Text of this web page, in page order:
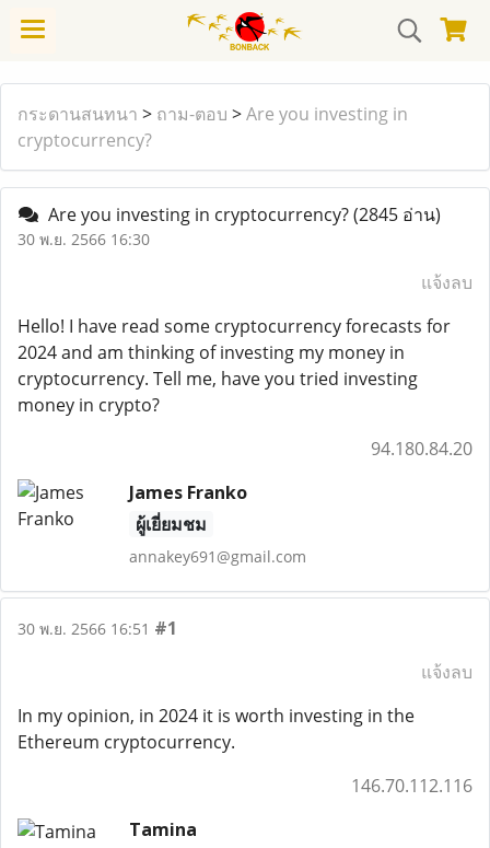
กระดานสนทนา > ถาม-ตอบ >Are you investing in
cryptocurrency?
Are you investing in cryptocurrency?(2845 อ่าน)
30 พ.ย. 2566 16:30
แจ้งลบ
Hello! I have read some cryptocurrency forecasts for
2024 and am thinking of investing my money in
cryptocurrency. Tell me, have you tried investing
money in crypto?
94.180.84.20
James Franko
ผู้เยี่ยมชม
annakey691@gmail.com
30 พ.ย. 2566 16:51 #1
แจ้งลบ
In my opinion, in 2024 it is worth investing in the
Ethereum cryptocurrency.
146.70.112.116
Tamina